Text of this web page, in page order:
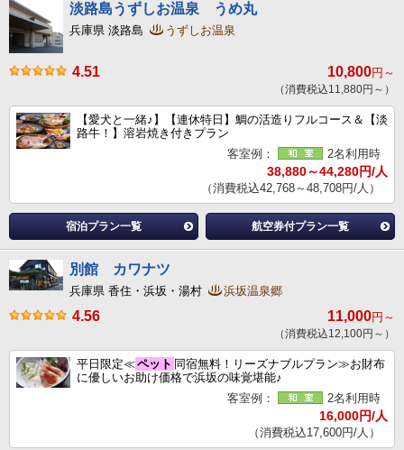
淡路島うずしお温泉 うめ丸
兵庫県 淡路島 うずしお温泉
4.51 10,800円～
（消費税込11,880円～）
【愛犬と一緒♪】【連休特日】鯛の活造りフルコース＆【淡
路牛！】溶岩焼き付きプラン
客室例：
2名利用時
38,880～44,280円/人
（消費税込42,768～48,708円/人）
宿泊プラン一覧 航空券付プラン一覧
別館 カワナツ
兵庫県 香住・浜坂・湯村 浜坂温泉郷
4.56 11,000円～
（消費税込12,100円～）
平日限定≪ペット 同宿無料！リーズナブルプラン≫お財布
に優しいお助け価格で浜坂の味覚堪能♪
客室例：
2名利用時
16,000円/人
（消費税込17,600円/人）